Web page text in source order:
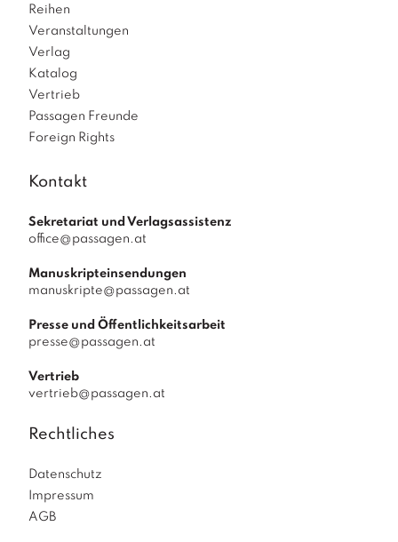
Reihen
Veranstaltungen
Verlag
Katalog
Vertrieb
Passagen Freunde
Foreign Rights
Kontakt
Sekretariat und Verlagsassistenz
office@passagen.at
Manuskripteinsendungen
manuskripte@passagen.at
Presse und Öffentlichkeitsarbeit
presse@passagen.at
Vertrieb
vertrieb@passagen.at
Rechtliches
Datenschutz
Impressum
AGB